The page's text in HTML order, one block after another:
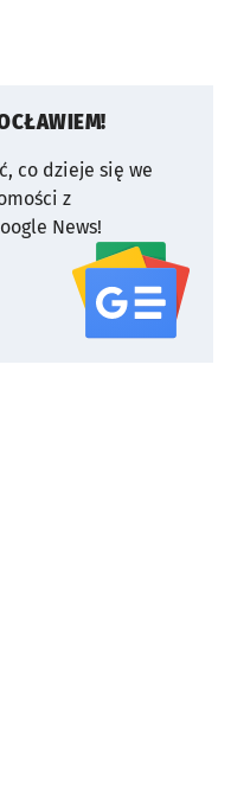
co dzieje się we
z
News!
serwisu